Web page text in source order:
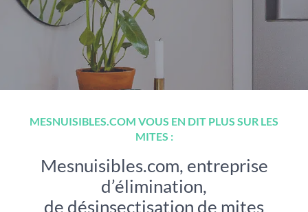
MESNUISIBLES.COM VOUS EN DIT PLUS SUR LES
MITES :
Mesnuisibles.com, entreprise
d’élimination,
de désinsectisation de mites